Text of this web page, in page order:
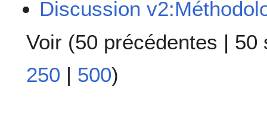
Discussion
Voir (50 précédentes | 50
250 | 500)